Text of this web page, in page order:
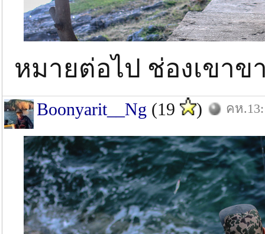
หมายต่อไป ช่องเขา
Boonyarit__Ng (19 ) คห